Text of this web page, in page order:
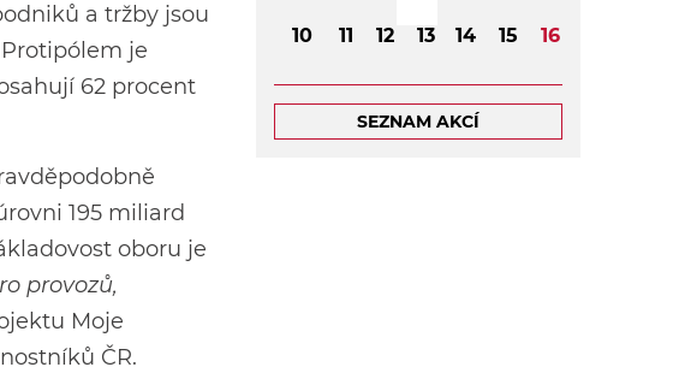
a tržby jsou
je
62 procent
195 miliard
oboru je
provozů,
Moje
ČR.
10 11 12 13 14 15 16
17 18 19 20 21 22 23
SEZNAM AKCÍ